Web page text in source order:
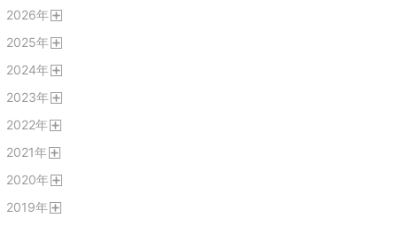
2026年
2025年
2024年
2023年
2022年
2021年
2020年
2019年